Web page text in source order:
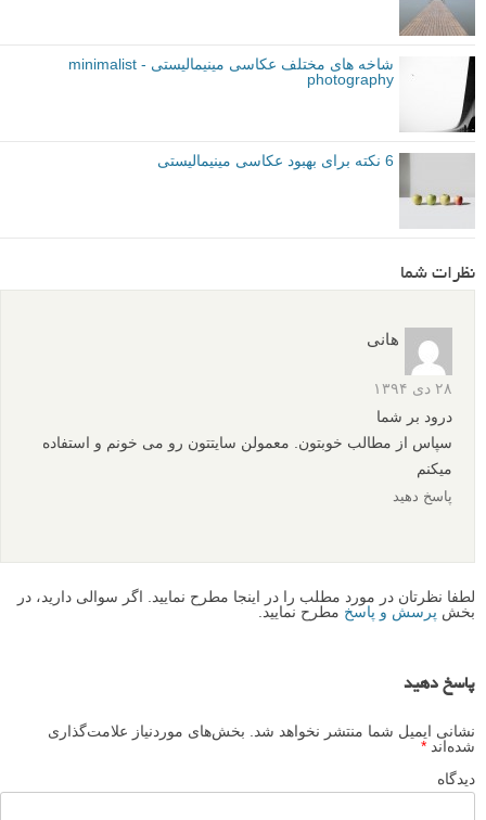
شاخه های مختلف عکاسی مینیمالیستی - minimalist
photography
6 نکته برای بهبود عکاسی مینیمالیستی
نظرات شما
هانی
۲۸ دی ۱۳۹۴
درود بر شما
سپاس از مطالب خوبتون. معمولن سایتتون رو می خونم و استفاده
میکنم
پاسخ دهید
لطفا نظرتان در مورد مطلب را در اینجا مطرح نمایید. اگر سوالی دارید، در
بخش پرسش و پاسخ مطرح نمایید.
پاسخ دهید
نشانی ایمیل شما منتشر نخواهد شد.
بخش‌های موردنیاز علامت‌گذاری
شده‌اند *
دیدگاه